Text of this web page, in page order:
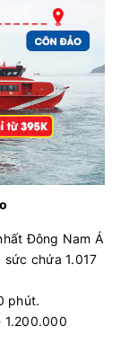
Đông Nam Á
chứa 1.017
phút.
1.200.000